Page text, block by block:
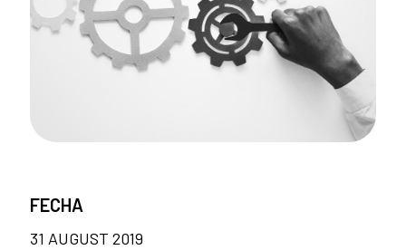
FECHA
31 AUGUST 2019